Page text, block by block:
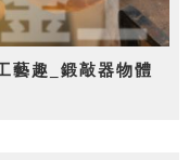
藝趣_鍛敲器物體